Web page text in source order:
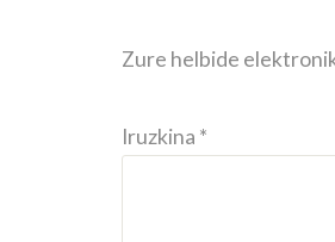
Zure helbide
Iruzkina *